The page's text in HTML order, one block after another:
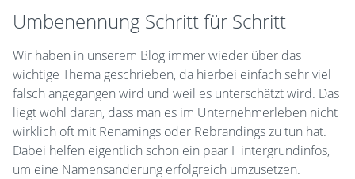
Umbenennung Schritt für Schritt
Wir haben in unserem Blog immer wieder über das
wichtige Thema geschrieben, da hierbei einfach sehr viel
falsch angegangen wird und weil es unterschätzt wird. Das
liegt wohl daran, dass man es im Unternehmerleben nicht
wirklich oft mit Renamings oder Rebrandings zu tun hat.
Dabei helfen eigentlich schon ein paar Hintergrundinfos,
um eine Namensänderung erfolgreich umzusetzen.